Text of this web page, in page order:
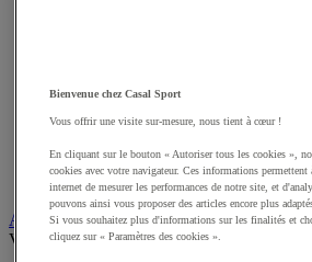
Médecine balls et Sacs lestés
Battle rope
Supports pompes
Bracelets lestés de Fitness
Appareils Fitness et Cardio training
Voir tous les produits
Bienvenue chez Casal Sport
Vous offrir une visite sur-mesure, nous tient à cœur !
En cliquant sur le bouton « Autoriser tous les cookies »,
cookies avec votre navigateur. Ces informations
internet de mesurer les performances de notre site, et
pouvons ainsi vous proposer des articles encore plus
Si vous souhaitez plus d'informations sur les finalités et
cliquez sur « Paramètres des cookies ».